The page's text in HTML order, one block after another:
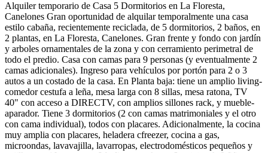
Alquiler temporario de Casa 5 Dormitorios en La Floresta,
Canelones Gran oportunidad de alquilar temporalmente una casa
estilo cabaña, recientemente reciclada, de 5 dormitorios, 2 baños, en
2 plantas, en La Floresta, Canelones. Gran frente y fondo con jardín
y arboles ornamentales de la zona y con cerramiento perimetral de
todo el predio. Casa con camas para 9 personas (y eventualmente 2
camas adicionales). Ingreso para vehículos por portón para 2 o 3
autos a un costado de la casa. En Planta baja: tiene un amplio living-
comedor cestufa a leña, mesa larga con 8 sillas, mesa ratona, TV
40" con acceso a DIRECTV, con amplios sillones rack, y mueble-
aparador. Tiene 3 dormitorios (2 con camas matrimoniales y el otro
con cama individual), todos con placares. Adicionalmente, la cocina
muy amplia con placares, heladera cfreezer, cocina a gas,
microondas, lavavajilla, lavarropas, electrodomésticos pequeños y